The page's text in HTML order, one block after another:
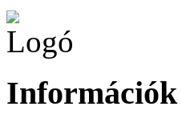
Információk